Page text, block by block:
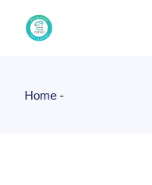
content
Home